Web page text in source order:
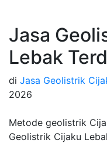
Jasa
Lebak
di Jasa Geolistrik
2026
Metode geolistrik
Geolistrik Cijaku